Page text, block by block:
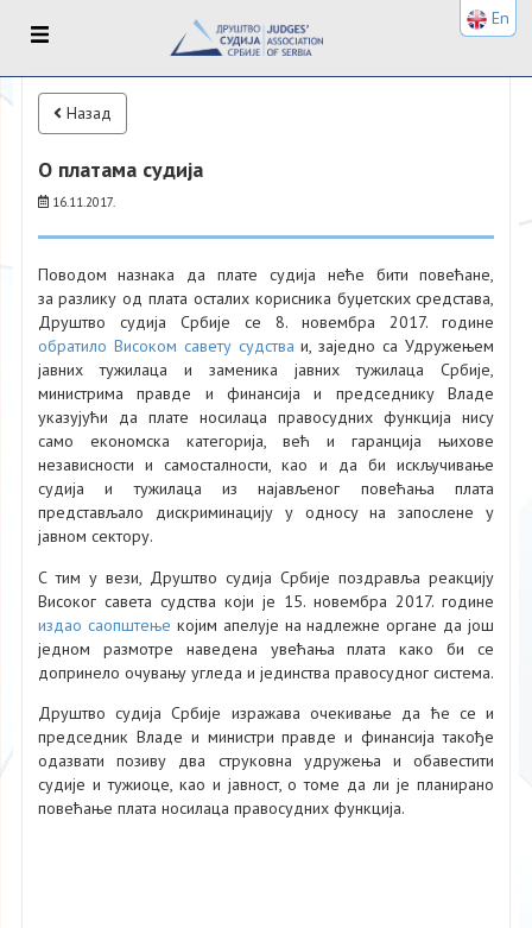
Назад
О платама судија
16.11.2017.
Поводом назнака да плате судија неће бити повећане,
за разлику од плата осталих корисника буџетских средстава,
Друштво судија Србије се 8. новембра 2017. године
обратило Високом савету судства и, заједно са Удружењем
јавних тужилаца и заменика јавних тужилаца Србије,
министрима правде и финансија и председнику Владе
указујући да плате носилаца правосудних функција нису
само економска категорија, већ и гаранција њихове
независности и самосталности, као и да би искључивање
судија и тужилаца из најављеног повећања плата
представљало дискриминацију у односу на запослене у
јавном сектору.
С тим у вези, Друштво судија Србије поздравља реакцију
Високог савета судства који је 15. новембра 2017. године
издао саопштење којим апелује на надлежне органе да још
једном размотре наведена увећања плата како би се
допринело очувању угледа и јединства правосудног система.
Друштво судија Србије изражава очекивање да ће се и
председник Владе и министри правде и финансија такође
одазвати позиву два струковна удружења и обавестити
судије и тужиоце, као и јавност, о томе да ли је планирано
повећање плата носилаца правосудних функција.
En